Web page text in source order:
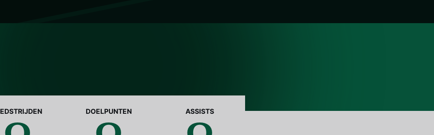
DOELPUNTEN ASSISTS